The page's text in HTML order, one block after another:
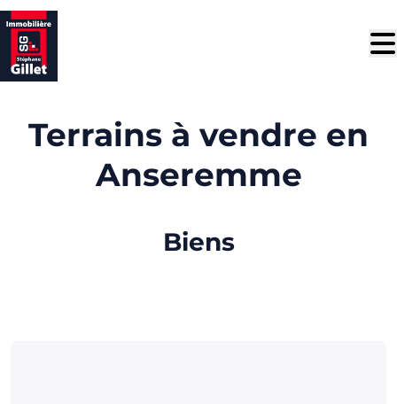
Aller au contenu principal
Terrains à vendre en
Anseremme
Biens